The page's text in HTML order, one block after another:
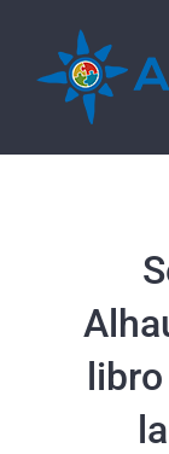
contenido